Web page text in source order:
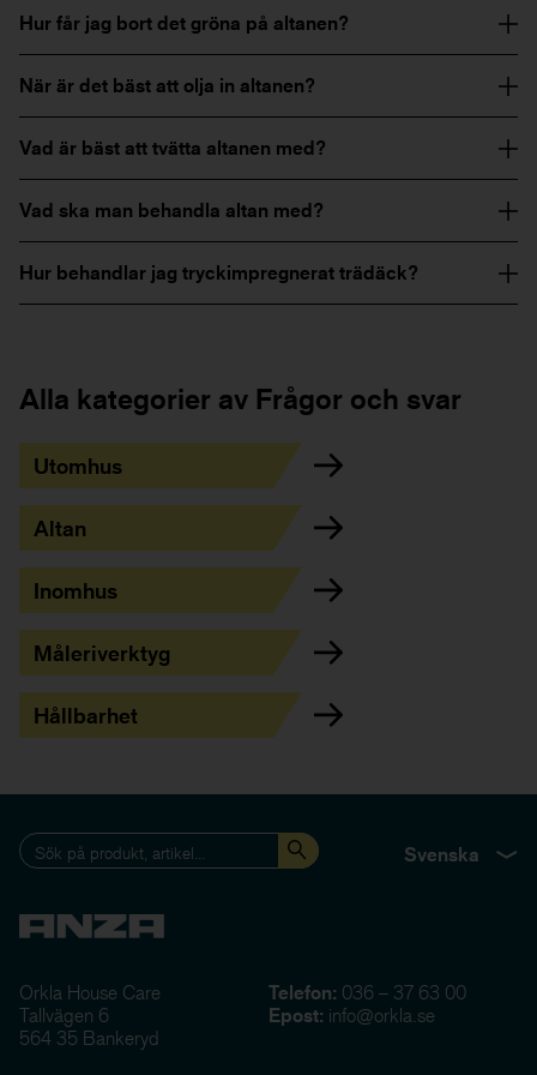
Hur får jag bort det gröna på altanen?
När är det bäst att olja in altanen?
Vad är bäst att tvätta altanen med?
Vad ska man behandla altan med?
Hur behandlar jag tryckimpregnerat trädäck?
Alla kategorier av Frågor och svar
Utomhus
Altan
Inomhus
Måleriverktyg
Hållbarhet
Svenska
Orkla House Care
Tallvägen 6
564 35 Bankeryd
Telefon: 036 – 37 63 00
Epost: info@orkla.se